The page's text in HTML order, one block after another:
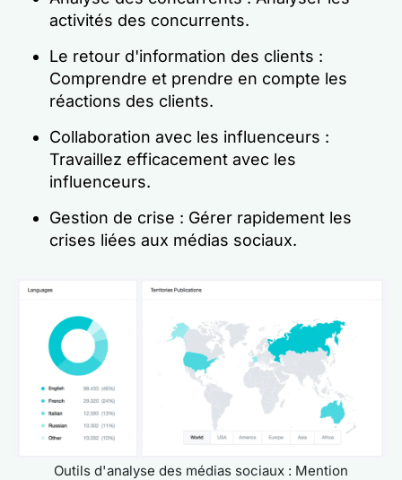
activités des concurrents.
Le retour d'information des clients :
Comprendre et prendre en compte les
réactions des clients.
Collaboration avec les influenceurs :
Travaillez efficacement avec les
influenceurs.
Gestion de crise : Gérer rapidement les
crises liées aux médias sociaux.
Outils d'analyse des médias sociaux : Mention